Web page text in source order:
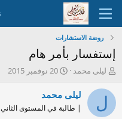
روضة الاستشارات
إستفسار بأمر هام
ب
د
ا
ليلى محمد
ت
خ
20 نوفمبر 2015
ل ليلى محمد
| طالبة في المستوى الثاني 3 |